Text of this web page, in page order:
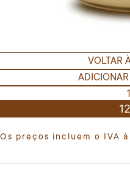
VOLTAR
Os preços incluem o IVA